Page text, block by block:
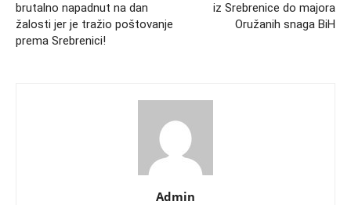
brutalno napadnut na dan
žalosti jer je tražio poštovanje
prema Srebrenici!
iz Srebrenice do majora
Oružanih snaga BiH
Admin